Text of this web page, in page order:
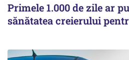
Primele 1.000 de zile ar
sănătatea creierului